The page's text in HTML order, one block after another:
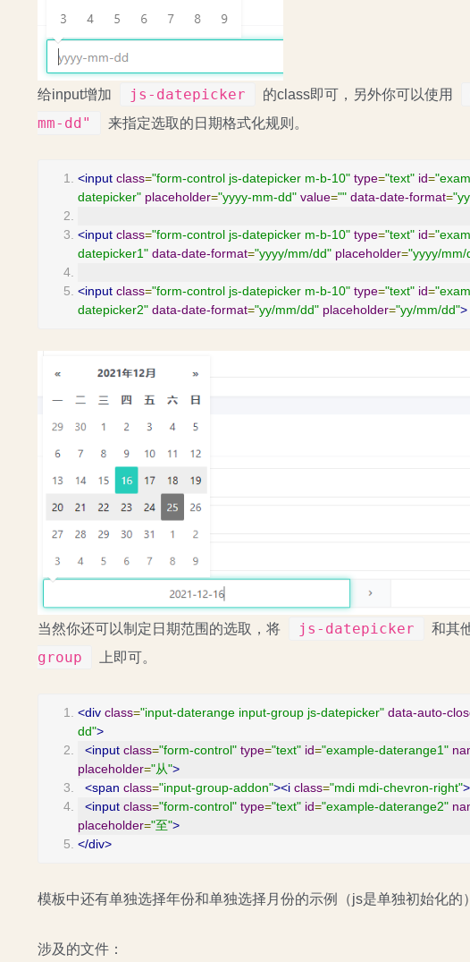
给input增加 js-datepicker 的class即可，另外你可以使用
mm-dd"
来指定选取的日期格式化规则。
<input class="form-control js-datepicker m-b-10" type="text" id=
datepicker" placeholder="yyyy-mm-dd" value="" data-date-format=
<input class="form-control js-datepicker m-b-10" type="text" id=
datepicker1" data-date-format="yyyy/mm/dd" placeholder="yyyy/mm/
<input class="form-control js-datepicker m-b-10" type="text" id=
datepicker2" data-date-format="yy/mm/dd" placeholder="yy/mm/dd">
当然你还可以制定日期范围的选取，将 js-datepicker 和其
group
上即可。
<div class="input-daterange input-group js-datepicker" data-auto-
dd">
<input class="form-control" type="text" id="example-daterange1"
placeholder="从">
<span class="input-group-addon"><i class="mdi mdi-chevron-right"
<input class="form-control" type="text" id="example-daterange2"
placeholder="至">
</div>
模板中还有单独选择年份和单独选择月份的示例（js是单独初始化的
涉及的文件：